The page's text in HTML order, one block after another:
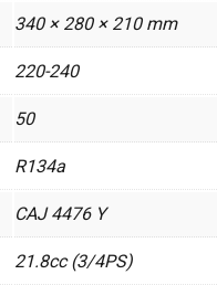
340 × 280 × 210 mm
220-240
50
R134a
CAJ 4476 Y
21.8cc (3/4PS)